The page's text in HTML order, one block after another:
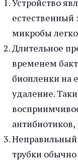
естественный
микробы
Длительное
временем
биопленки на
удаление.
Неправильный
трубки